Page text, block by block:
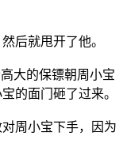
后就甩开了他。
大的保镖朝周小宝
的面门砸了过来。
周小宝下手，因为